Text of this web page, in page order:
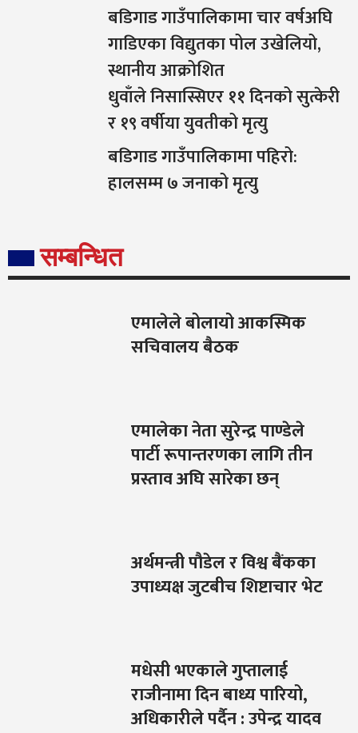
बडिगाड गाउँपालिकामा चार वर्षअघि
गाडिएका विद्युतका पोल उखेलियो,
स्थानीय आक्रोशित
धुवाँले निसास्सिएर ११ दिनको सुत्केरी
र १९ वर्षीया युवतीको मृत्यु
बडिगाड गाउँपालिकामा पहिरो:
हालसम्म ७ जनाको मृत्यु
सम्बन्धित
एमालेले बोलायो आकस्मिक
सचिवालय बैठक
एमालेका नेता सुरेन्द्र पाण्डेले
पार्टी रूपान्तरणका लागि तीन
प्रस्ताव अघि सारेका छन्
अर्थमन्त्री पौडेल र विश्व बैंकका
उपाध्यक्ष जुटबीच शिष्टाचार भेट
मधेसी भएकाले गुप्तालाई
राजीनामा दिन बाध्य पारियो,
अधिकारीले पर्दैन : उपेन्द्र यादव